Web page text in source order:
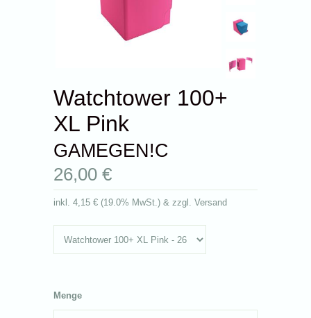
Watchtower 100+
XL Pink
GAMEGEN!C
26,00 €
inkl.4,15 € (19.0% MwSt.) & zzgl. Versand
Menge